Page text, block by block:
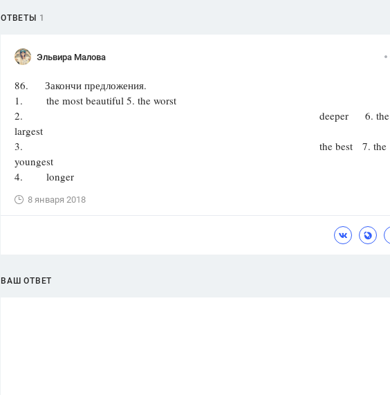
ОТВЕТЫ 1
Эльвира Малова
86. Закончи предложения.
1. the most beautiful 5. the worst
2. deeper 6. the
largest
3. the best 7. the
youngest
4. longer
8 января 2018
ВАШ ОТВЕТ